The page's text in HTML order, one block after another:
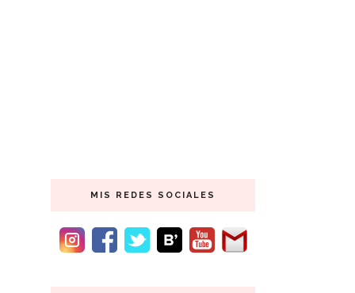
MIS REDES SOCIALES